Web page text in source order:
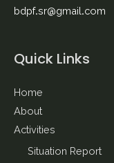
bdpf.sr@gmail.com
Quick Links
Home
About
Activities
Situation Report